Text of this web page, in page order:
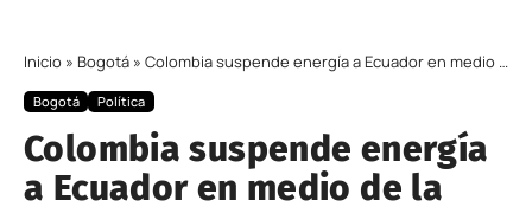
Inicio » Bogotá » Colombia suspende energía a Ecuador en medio de la más alta tensión comercial entre ambos países
Bogotá Política
Colombia suspende energía
a Ecuador en medio de la